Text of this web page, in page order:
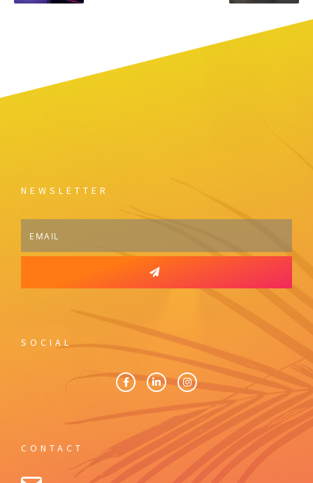
NEWSLETTER
SOCIAL
CONTACT